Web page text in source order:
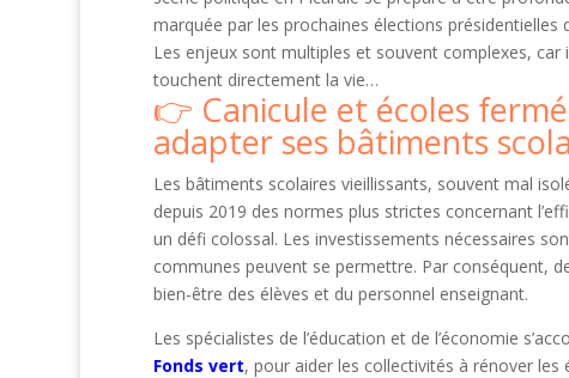
marquée par les prochaines élections présidentielles
Les enjeux sont multiples et souvent complexes, car
touchent directement la vie…
Canicule et écoles
adapter ses bâtiments
Les bâtiments scolaires vieillissants, souvent mal
depuis 2019 des normes plus strictes concernant
un défi colossal. Les investissements nécessaires
communes peuvent se permettre. Par conséquent,
bien-être des élèves et du personnel enseignant.
Les spécialistes de l’éducation et de l’économie
Fonds vert, pour aider les collectivités à rénover